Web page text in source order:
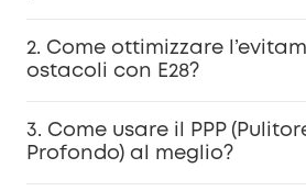
2. Come ottimizzare
ostacoli con E28?
3. Come usare il PPP
Profondo) al meglio?